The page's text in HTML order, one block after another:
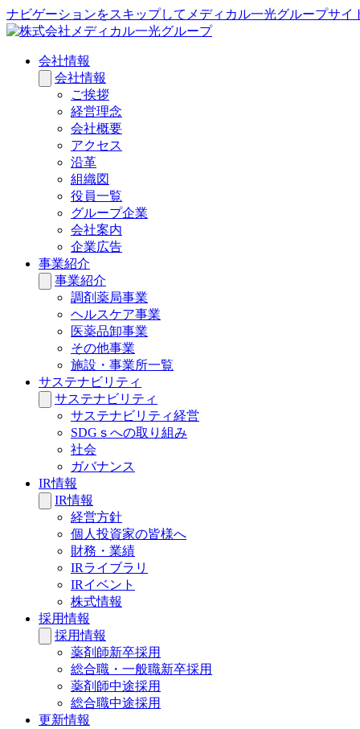
ナビゲーションをスキップしてメディカル一光グループサイ
会社情報
会社情報
ご挨拶
経営理念
会社概要
アクセス
沿革
組織図
役員一覧
グループ企業
会社案内
企業広告
事業紹介
事業紹介
調剤薬局事業
ヘルスケア事業
医薬品卸事業
その他事業
施設・事業所一覧
サステナビリティ
サステナビリティ
サステナビリティ経営
SDGｓへの取り組み
社会
ガバナンス
IR情報
IR情報
経営方針
個人投資家の皆様へ
財務・業績
IRライブラリ
IRイベント
株式情報
採用情報
採用情報
薬剤師新卒採用
総合職・一般職新卒採用
薬剤師中途採用
総合職中途採用
更新情報